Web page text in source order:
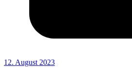
12. August 2023